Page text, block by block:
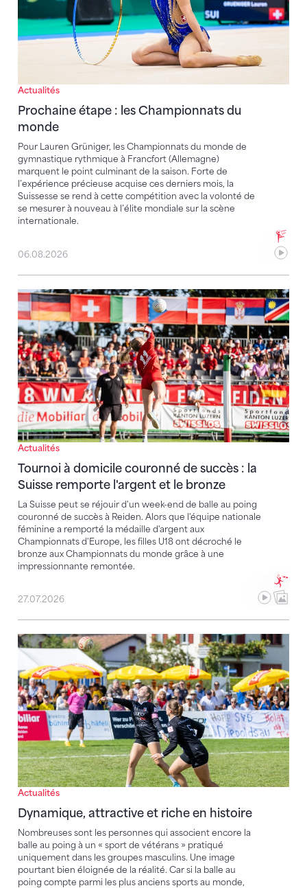
Actualités
Prochaine étape : les Championnats du
monde
Pour Lauren Grüniger, les Championnats du monde de
gymnastique rythmique à Francfort (Allemagne)
marquent le point culminant de la saison. Forte de
l’expérience précieuse acquise ces derniers mois, la
Suissesse se rend à cette compétition avec la volonté de
se mesurer à nouveau à l’élite mondiale sur la scène
internationale.
06.08.2026
Actualités
Tournoi à domicile couronné de succès : la
Suisse remporte l'argent et le bronze
La Suisse peut se réjouir d'un week-end de balle au poing
couronné de succès à Reiden. Alors que l'équipe nationale
féminine a remporté la médaille d'argent aux
Championnats d'Europe, les filles U18 ont décroché le
bronze aux Championnats du monde grâce à une
impressionnante remontée.
Tournoi à domicile couronné de succès : la Suisse
27.07.2026
Actualités
Dynamique, attractive et riche en histoire
Nombreuses sont les personnes qui associent encore la
balle au poing à un « sport de vétérans » pratiqué
uniquement dans les groupes masculins. Une image
pourtant bien éloignée de la réalité. Car si la balle au
poing compte parmi les plus anciens sports au monde,
Dynamique, attractive et riche en histoire